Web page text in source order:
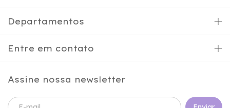
Departamentos
Entre em contato
Assine nossa newsletter